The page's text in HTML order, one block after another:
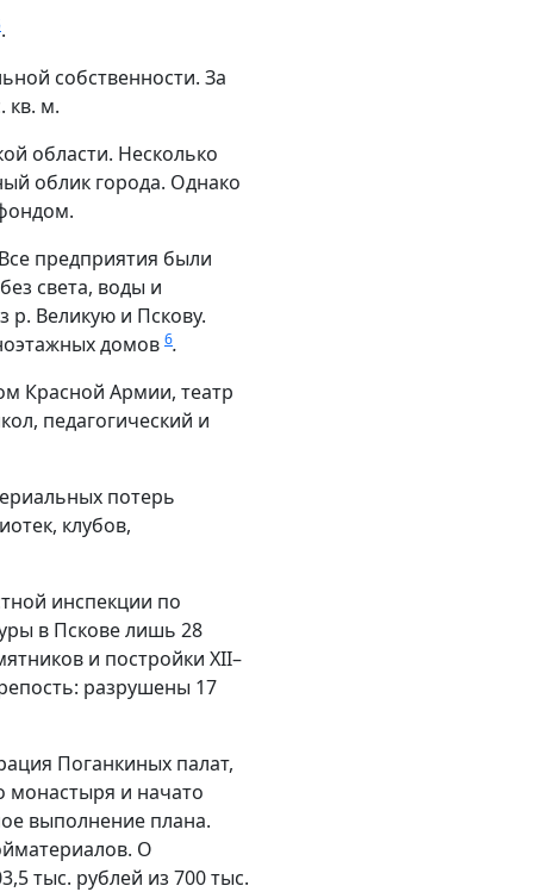
.
собственности. За
кв. м.
области. Несколько
облик города. Однако
предприятия были
света, воды и
р. Великую и Пскову.
домов 6.
Красной Армии, театр
педагогический и
потерь
клубов,
инспекции по
в Пскове лишь 28
и постройки XII–
разрушены 17
Поганкиных палат,
монастыря и начато
выполнение плана.
О
тыс. рублей из 700 тыс.